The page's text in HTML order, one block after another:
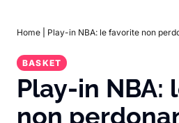
Home Play-in NBA: le favorite non
BASKET
Play-in NBA:
non